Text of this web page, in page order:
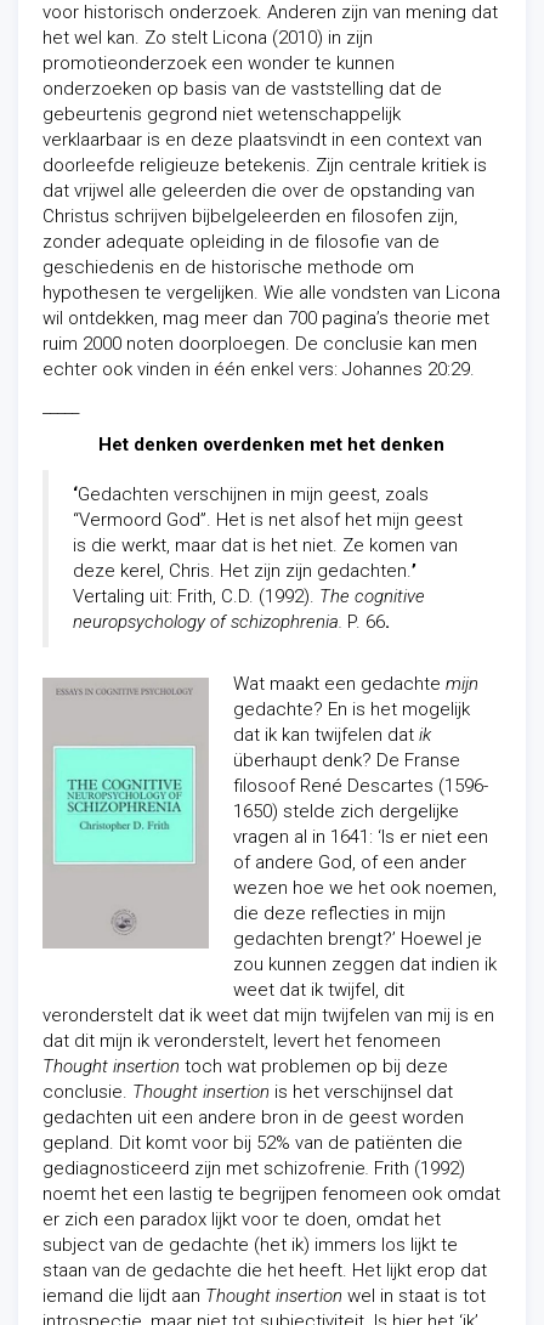
voor historisch onderzoek. Anderen zijn van mening dat
het wel kan. Zo stelt Licona (2010) in zijn
promotieonderzoek een wonder te kunnen
onderzoeken op basis van de vaststelling dat de
gebeurtenis gegrond niet wetenschappelijk
verklaarbaar is en deze plaatsvindt in een context van
doorleefde religieuze betekenis. Zijn centrale kritiek is
dat vrijwel alle geleerden die over de opstanding van
Christus schrijven bijbelgeleerden en filosofen zijn,
zonder adequate opleiding in de filosofie van de
geschiedenis en de historische methode om
hypothesen te vergelijken. Wie alle vondsten van Licona
wil ontdekken, mag meer dan 700 pagina’s theorie met
ruim 2000 noten doorploegen. De conclusie kan men
echter ook vinden in één enkel vers: Johannes 20:29.
Het denken overdenken met het denken
‘Gedachten verschijnen in mijn geest, zoals
“Vermoord God”. Het is net alsof het mijn geest
is die werkt, maar dat is het niet. Ze komen van
deze kerel, Chris. Het zijn zijn gedachten.’
Vertaling uit: Frith, C.D. (1992). The cognitive
neuropsychology of schizophrenia. P. 66.
Wat maakt een gedachte mijn
gedachte? En is het mogelijk
dat ik kan twijfelen dat ik
überhaupt denk? De Franse
filosoof René Descartes (1596-
1650) stelde zich dergelijke
vragen al in 1641: ‘Is er niet een
of andere God, of een ander
wezen hoe we het ook noemen,
die deze reflecties in mijn
gedachten brengt?’ Hoewel je
zou kunnen zeggen dat indien ik
weet dat ik twijfel, dit
veronderstelt dat ik weet dat mijn twijfelen van mij is en
dat dit mijn ik veronderstelt, levert het fenomeen
Thought insertion toch wat problemen op bij deze
conclusie. Thought insertion is het verschijnsel dat
gedachten uit een andere bron in de geest worden
gepland. Dit komt voor bij 52% van de patiënten die
gediagnosticeerd zijn met schizofrenie. Frith (1992)
noemt het een lastig te begrijpen fenomeen ook omdat
er zich een paradox lijkt voor te doen, omdat het
subject van de gedachte (het ik) immers los lijkt te
staan van de gedachte die het heeft. Het lijkt erop dat
iemand die lijdt aan Thought insertion wel in staat is tot